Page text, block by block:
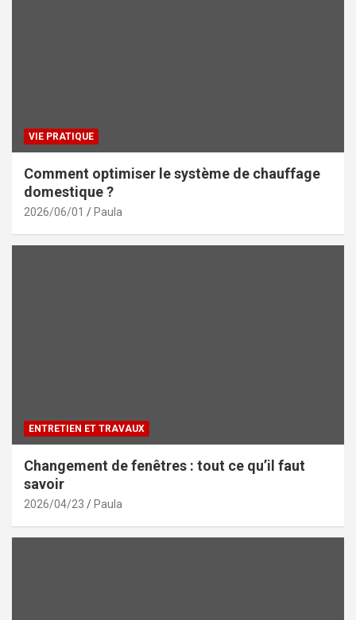
VIE PRATIQUE
Comment optimiser le système de chauffage
domestique ?
2026/06/01 Paula
ENTRETIEN ET TRAVAUX
Changement de fenêtres : tout ce qu’il faut
savoir
2026/04/23 Paula